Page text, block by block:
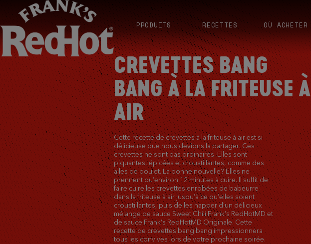
PRODUITS RECETTES OÙ ACHETER
CREVETTES BANG
BANG À LA FRITEUSE À
AIR
Cette recette de crevettes à la friteuse à air est si
délicieuse que nous devions la partager. Ces
crevettes ne sont pas ordinaires. Elles sont
piquantes, épicées et croustillantes, comme des
ailes de poulet. La bonne nouvelle? Elles ne
prennent qu’environ 12 minutes à cuire. Il suffit de
faire cuire les crevettes enrobées de babeurre
dans la friteuse à air jusqu’à ce qu’elles soient
croustillantes, puis de les napper d’un délicieux
mélange de sauce Sweet Chili Frank’s RedHotMD et
de sauce Frank’s RedHotMD Originale. Cette
recette de crevettes bang bang impressionnera
tous les convives lors de votre prochaine soirée.